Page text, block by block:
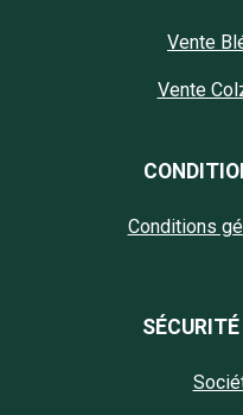
Vente
Vente
Conditions